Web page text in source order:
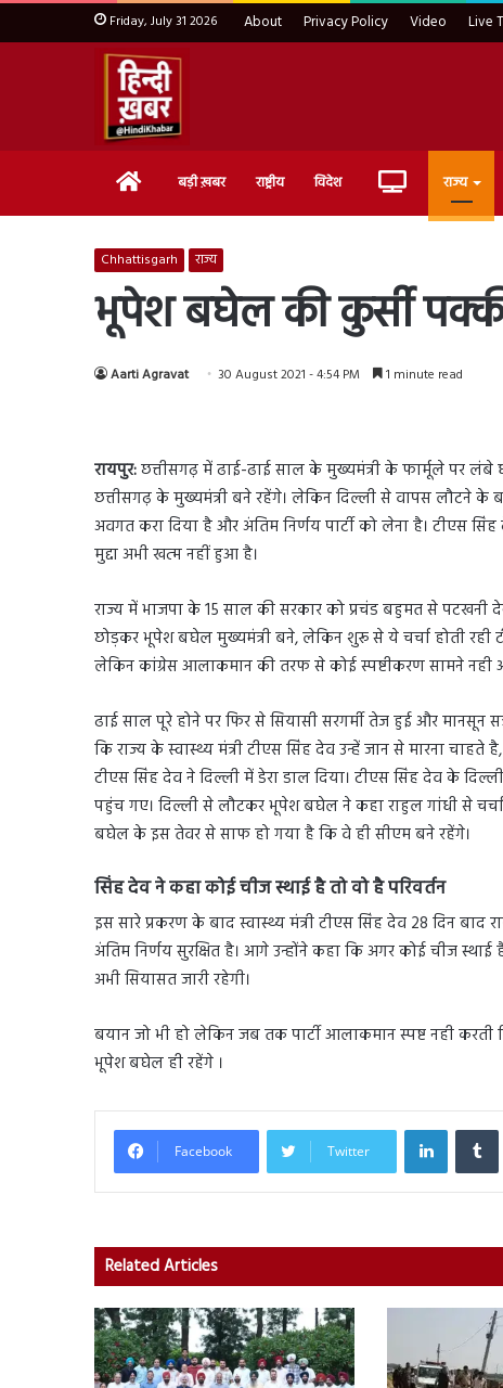
Friday, July 31 2026 About Privacy Policy Video Live
Home बड़ी ख़बर राष्ट्रीय विदेश Live राज्य
Chhattisgarh राज्य
भूपेश बघेल की कुर्सी
Aarti Agravat 30 August 2021 - 4:54 PM 1 minute read
रायपुर:छत्तीसगढ़ में ढाई-ढाई साल के मुख्यमंत्री के फार्मूले पर
छत्तीसगढ़ के मुख्यमंत्री बने रहेंगे। लेकिन दिल्ली से वापस लौटने के
अवगत करा दिया है और अंतिम निर्णय पार्टी को लेना है। टीएस
मुद्दा अभी खत्म नहीं हुआ है।
राज्य में भाजपा के 15 साल की सरकार को प्रचंड बहुमत से पटखनी
छोड़कर भूपेश बघेल मुख्यमंत्री बने, लेकिन शुरू से ये चर्चा होती
लेकिन कांग्रेस आलाकमान की तरफ से कोई स्पष्टीकरण सामने नही
ढाई साल पूरे होने पर फिर से सियासी सरगर्मी तेज हुई और मानसून
कि राज्य के स्वास्थ्य मंत्री टीएस सिंह देव उन्हें जान से मारना
टीएस सिंह देव ने दिल्ली में डेरा डाल दिया। टीएस सिंह देव के
पहुंच गए। दिल्ली से लौटकर भूपेश बघेल ने कहा राहुल गांधी से
बघेल के इस तेवर से साफ हो गया है कि वे ही सीएम बने रहेंगे।
सिंह देव ने कहा कोई चीज स्थाई है तो वो है परिवर्तन
इस सारे प्रकरण के बाद स्वास्थ्य मंत्री टीएस सिंह देव 28 दिन बाद
अंतिम निर्णय सुरक्षित है। आगे उन्होंने कहा कि अगर कोई चीज
अभी सियासत जारी रहेगी।
बयान जो भी हो लेकिन जब तक पार्टी आलाकमान स्पष्ट नही
भूपेश बघेल ही रहेंगे ।
Facebook Twitter
LinkedIn
Related Articles